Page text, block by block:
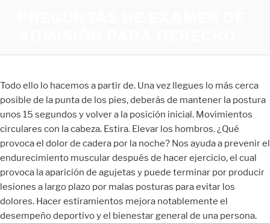
Todo ello lo hacemos a partir de. Una vez llegues lo más cerca
posible de la punta de los pies, deberás de mantener la postura
unos 15 segundos y volver a la posición inicial. Movimientos
circulares con la cabeza. Estira. Elevar los hombros. ¿Qué
provoca el dolor de cadera por la noche? Nos ayuda a prevenir el
endurecimiento muscular después de hacer ejercicio, el cual
provoca la aparición de agujetas y puede terminar por producir
lesiones a largo plazo por malas posturas para evitar los
dolores. Hacer estiramientos mejora notablemente el
desempeño deportivo y el bienestar general de una persona.